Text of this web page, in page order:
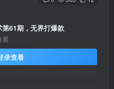
61期，无界打爆款
看
录查看